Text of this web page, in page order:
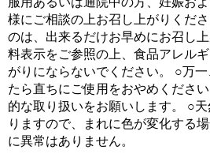
様にご相談の上お召し上がりくだ
のは、出来るだけお早めにお召し
料表示をご参照の上、食品アレル
がりにならないでください。 ○万
たら直ちにご使用をおやめくださ
的な取り扱いをお願いします。 ○
りますので、まれに色が変化する
に異常はありません。